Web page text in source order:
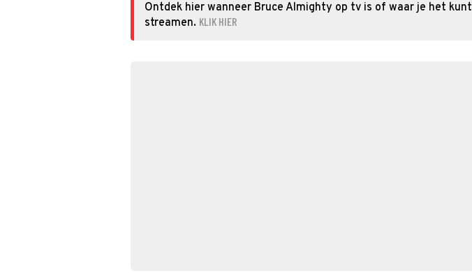
Ontdek hier wanneer Bruce Almighty op tv is of waar je het kunt
streamen. KLIK HIER